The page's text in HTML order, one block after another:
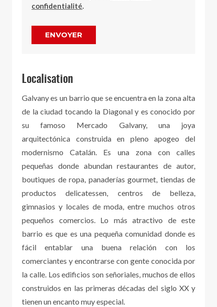
confidentialité.
ENVOYER
Localisation
Galvany es un barrio que se encuentra en la zona alta
de la ciudad tocando la Diagonal y es conocido por
su famoso Mercado Galvany, una joya
arquitectónica construida en pleno apogeo del
modernismo Catalán. Es una zona con calles
pequeñas donde abundan restaurantes de autor,
boutiques de ropa, panaderías gourmet, tiendas de
productos delicatessen, centros de belleza,
gimnasios y locales de moda, entre muchos otros
pequeños comercios. Lo más atractivo de este
barrio es que es una pequeña comunidad donde es
fácil entablar una buena relación con los
comerciantes y encontrarse con gente conocida por
la calle. Los edificios son señoriales, muchos de ellos
construidos en las primeras décadas del siglo XX y
tienen un encanto muy especial.